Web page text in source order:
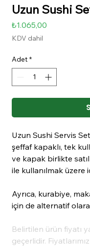
Uzun Sushi
₺1.065,00
KDV dahil
Adet *
Uzun Sushi Servis
şeffaf kapaklı, tek
ve kapak birlikte
ile kullanılmak üzere
Ayrıca, kurabiye,
için de alternatif
Belirtilen ürün fiyatı
geçerlidir.